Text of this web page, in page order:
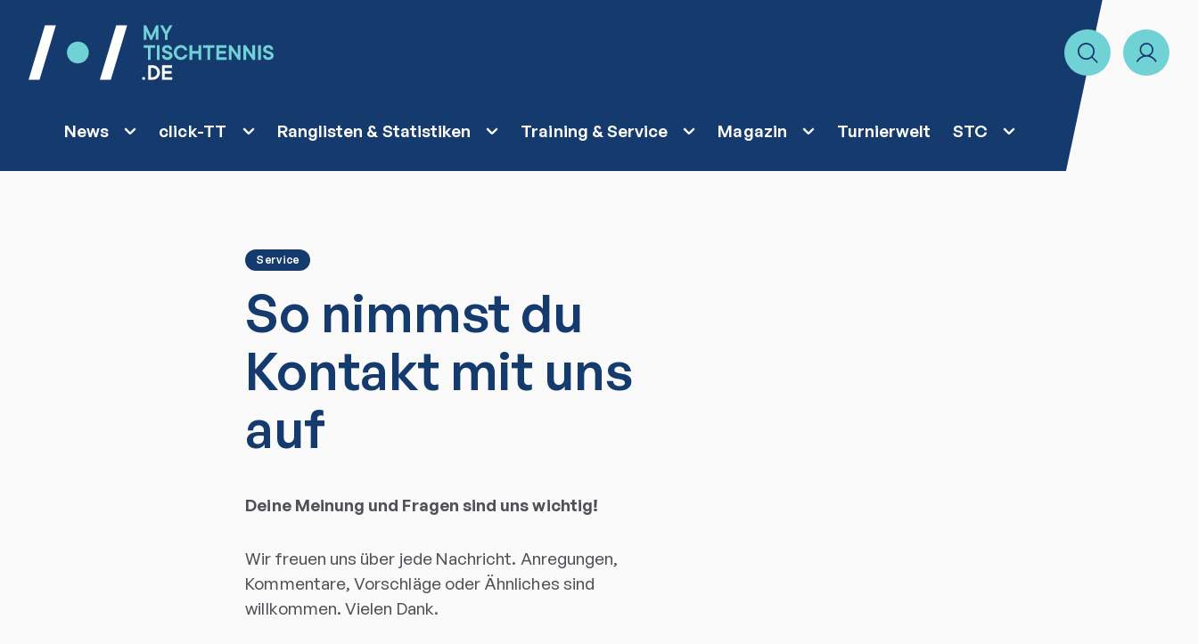
News click-TT Ranglisten & Statistiken Training & Service Magazin Turnierwelt STC
Service
So nimmst du
Kontakt mit uns
auf
Deine Meinung und Fragen sind uns wichtig!
Wir freuen uns über jede Nachricht. Anregungen,
Kommentare, Vorschläge oder Ähnliches sind
willkommen. Vielen Dank.